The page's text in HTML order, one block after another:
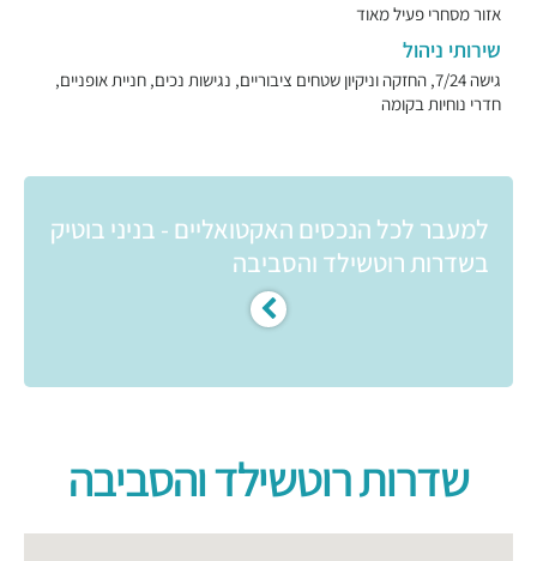
אזור מסחרי פעיל מאוד
שירותי ניהול
גישה 7/24, החזקה וניקיון שטחים ציבוריים, נגישות נכים, חניית אופניים,
חדרי נוחיות בקומה
למעבר לכל הנכסים האקטואליים - בניני בוטיק
בשדרות רוטשילד והסביבה
שדרות רוטשילד והסביבה